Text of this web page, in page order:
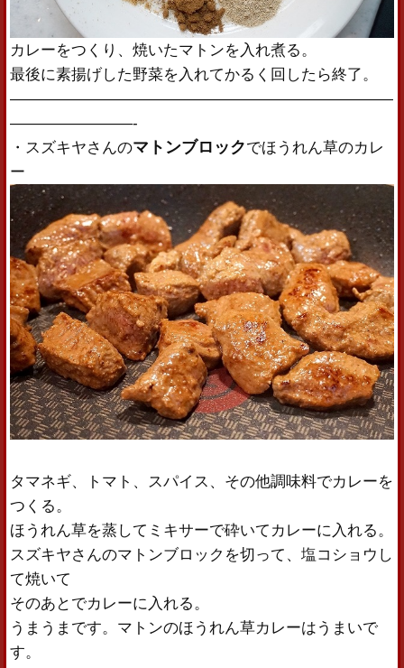
カレーをつくり、焼いたマトンを入れ煮る。
最後に素揚げした野菜を入れてかるく回したら終了。
—————————————————————————
————————-
・スズキヤさんのマトンブロックでほうれん草のカレ
ー
タマネギ、トマト、スパイス、その他調味料でカレーを
つくる。
ほうれん草を蒸してミキサーで砕いてカレーに入れる。
スズキヤさんのマトンブロックを切って、塩コショウし
て焼いて
そのあとでカレーに入れる。
うまうまです。マトンのほうれん草カレーはうまいで
す。